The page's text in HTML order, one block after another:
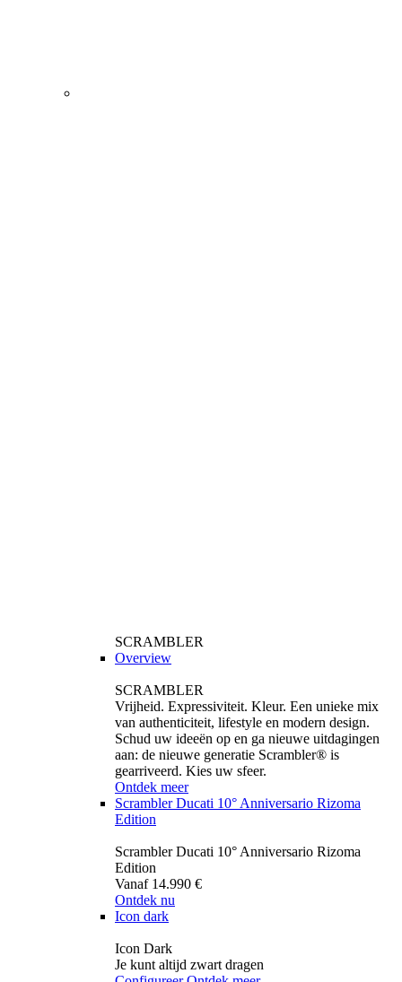
SCRAMBLER
Overview
SCRAMBLER
Vrijheid. Expressiviteit. Kleur. Een unieke mix
van authenticiteit, lifestyle en modern design.
Schud uw ideeën op en ga nieuwe uitdagingen
aan: de nieuwe generatie Scrambler® is
gearriveerd. Kies uw sfeer.
Ontdek meer
Scrambler Ducati 10° Anniversario Rizoma
Edition
Scrambler Ducati 10° Anniversario Rizoma
Edition
Vanaf 14.990 €
Ontdek nu
Icon dark
Icon Dark
Je kunt altijd zwart dragen